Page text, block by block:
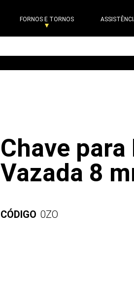
FORNOS E TORNOS
Chave para
Vazada 8
CÓDIGO 0ZO